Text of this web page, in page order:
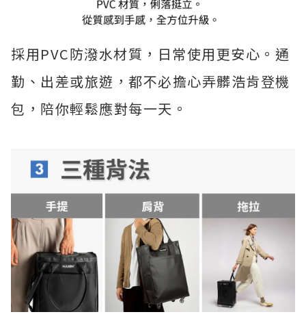
採用PVC防潑水材質，日常使用更安心。通
勤、出差或旅遊，都不必擔心弄髒浩肯登機
包，陪你輕鬆應對每一天。